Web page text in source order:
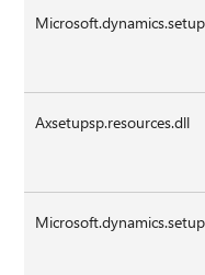
Axsetupsp.resources.dll